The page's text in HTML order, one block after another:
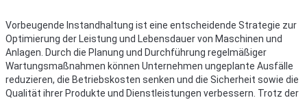
Vorbeugende Instandhaltung ist eine entscheidende Strategie zur
Optimierung der Leistung und Lebensdauer von Maschinen und
Anlagen. Durch die Planung und Durchführung regelmäßiger
Wartungsmaßnahmen können Unternehmen ungeplante Ausfälle
reduzieren, die Betriebskosten senken und die Sicherheit sowie die
Qualität ihrer Produkte und Dienstleistungen verbessern. Trotz der